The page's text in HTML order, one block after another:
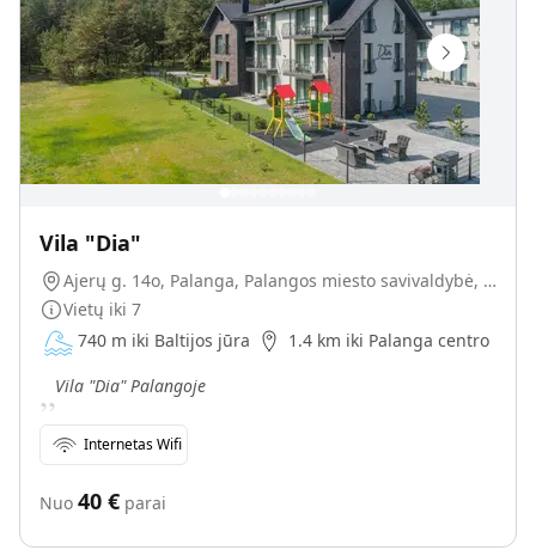
Vila "Dia"
Ajerų g. 14o, Palanga, Palangos miesto savivaldybė, Lietuva
Vietų iki 7
740 m iki Baltijos jūra
1.4 km iki Palanga centro
„Vila "Dia" Palangoje
Internetas Wifi
Nuo 40 € parai